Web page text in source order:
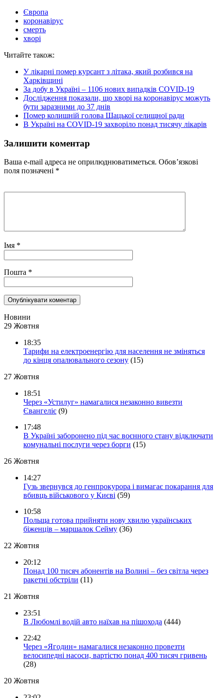
Європа
коронавірус
смерть
хворі
Читайте також:
У лікарні помер курсант з літака, який розбився на
Харківщині
За добу в Україні – 1106 нових випадків COVID-19
Дослідження показали, що хворі на коронавірус можуть
бути заразними до 37 днів
Помер колишній голова Шацької селищної ради
В Україні на COVID-19 захворіло понад тисячу лікарів
Залишити коментар
Ваша e-mail адреса не оприлюднюватиметься. Обов’язкові
поля позначені *
Імя *
Пошта *
Новини
29 Жовтня
18:35
Тарифи на електроенергію для населення не зміняться
до кінця опалювального сезону (15)
27 Жовтня
18:51
Через «Устилуг» намагалися незаконно вивезти
Євангеліє (9)
17:48
В Україні заборонено під час воєнного стану відключати
комунальні послуги через борги (15)
26 Жовтня
14:27
Гузь звернувся до генпрокурора і вимагає покарання для
вбивць військового у Києві (59)
10:58
Польща готова прийняти нову хвилю українських
біженців – маршалок Сейму (36)
22 Жовтня
20:12
Понад 100 тисяч абонентів на Волині – без світла через
ракетні обстріли (11)
21 Жовтня
23:51
В Любомлі водій авто наїхав на пішохода (444)
22:42
Через «Ягодин» намагалися незаконно провезти
велосипедні насоси, вартістю понад 400 тисяч гривень
(28)
20 Жовтня